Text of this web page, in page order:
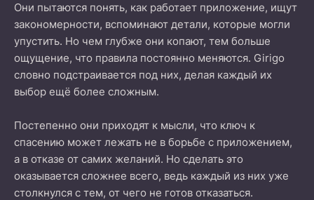
Они пытаются понять, как работает приложение, ищут
закономерности, вспоминают детали, которые могли
упустить. Но чем глубже они копают, тем больше
ощущение, что правила постоянно меняются. Girigo
словно подстраивается под них, делая каждый их
выбор ещё более сложным.
Постепенно они приходят к мысли, что ключ к
спасению может лежать не в борьбе с приложением,
а в отказе от самих желаний. Но сделать это
оказывается сложнее всего, ведь каждый из них уже
столкнулся с тем, от чего не готов отказаться.